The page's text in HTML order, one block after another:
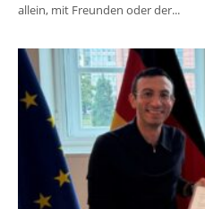
allein, mit Freunden oder der...